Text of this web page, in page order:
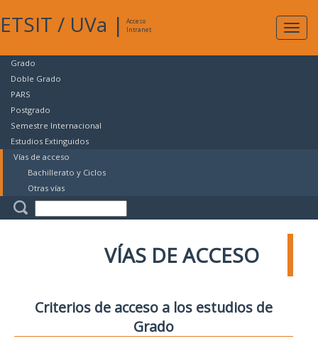
ETSIT / UVa |
Acceso
Intranet
Grado
Doble Grado
PARS
Postgrado
Semestre Internacional
Estudios Extinguidos
Vías de acceso
Bachillerato y Ciclos
Otras vías
VÍAS DE ACCESO
Criterios de acceso a los estudios de
Grado